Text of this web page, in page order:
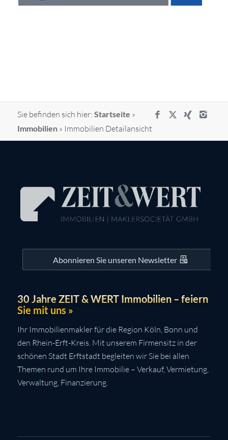
Sie befinden sich hier: Startseite »
Immobilien» Immobilien Detailansicht
Abonnieren Sie unseren Newsletter
30 Jahre ZEIT & WERT Immobilien – feiern
Sie mit uns »
Ihr Immobilienmakler für die Region Köln, Bonn und
den Rhein-Erft-Kreis. Mit unserem Firmensitz in der
schönen Stadt Erftstadt begleiten wir Sie bei allen
Themen rund um Ihre Immobilie – Verkauf, Vermietung,
Verwaltung, Finanzierung.